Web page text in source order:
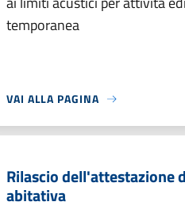
temporanea
VAI ALLA PAGINA
Rilascio dell'attestazione
abitativa